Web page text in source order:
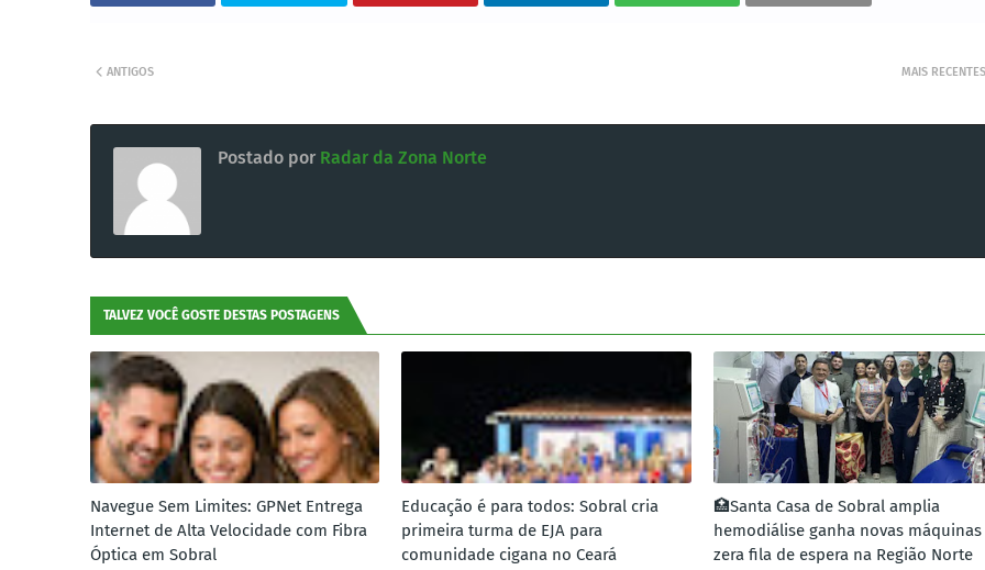
MAIS RECENTES
ANTIGOS
Postado por Radar da Zona Norte
TALVEZ VOCÊ GOSTE DESTAS POSTAGENS
Navegue Sem Limites: GPNet Entrega
Internet de Alta Velocidade com Fibra
Óptica em Sobral
Educação é para todos: Sobral cria
primeira turma de EJA para
comunidade cigana no Ceará
🏥Santa Casa de Sobral amplia
hemodiálise ganha novas máquinas
zera fila de espera na Região Norte